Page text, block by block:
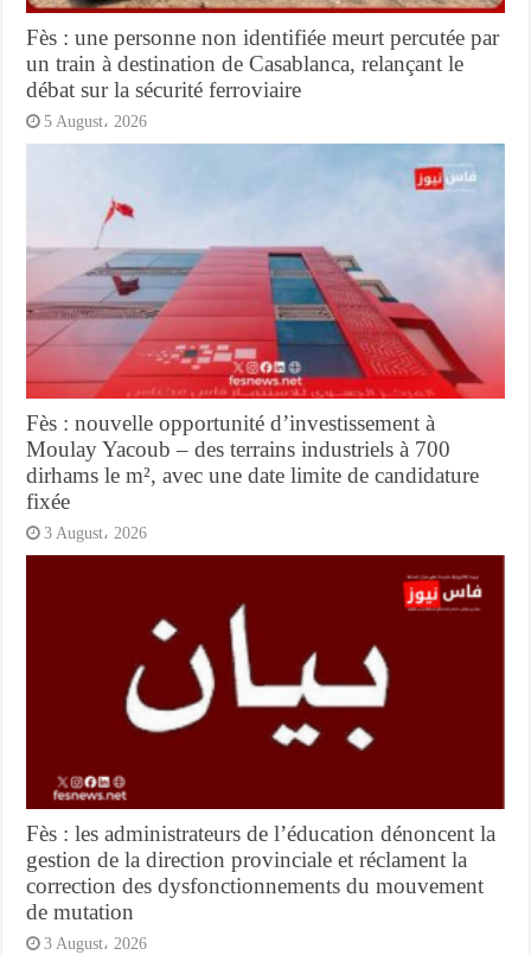
Fès : une personne non identifiée meurt percutée par
un train à destination de Casablanca, relançant le
débat sur la sécurité ferroviaire
5 August، 2026
Fès : nouvelle opportunité d’investissement à
Moulay Yacoub – des terrains industriels à 700
dirhams le m², avec une date limite de candidature
fixée
3 August، 2026
Fès : les administrateurs de l’éducation dénoncent la
gestion de la direction provinciale et réclament la
correction des dysfonctionnements du mouvement
de mutation
3 August، 2026